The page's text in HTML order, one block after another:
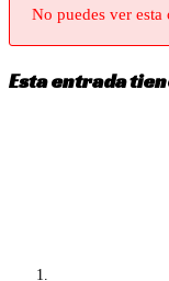
No puedes ver esta
Esta entrada